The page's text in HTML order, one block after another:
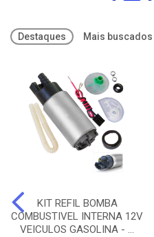
Destaques Mais buscados
KIT REFIL BOMBA
COMBUSTIVEL INTERNA 12V
VEICULOS GASOLINA - ...